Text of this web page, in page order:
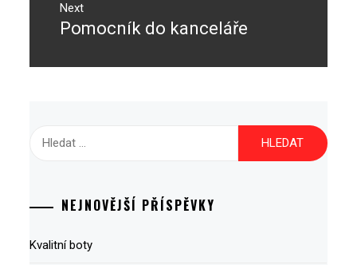
Next
Next
Pomocník do kanceláře
NEJNOVĚJŠÍ PŘÍSPĚVKY
Kvalitní boty